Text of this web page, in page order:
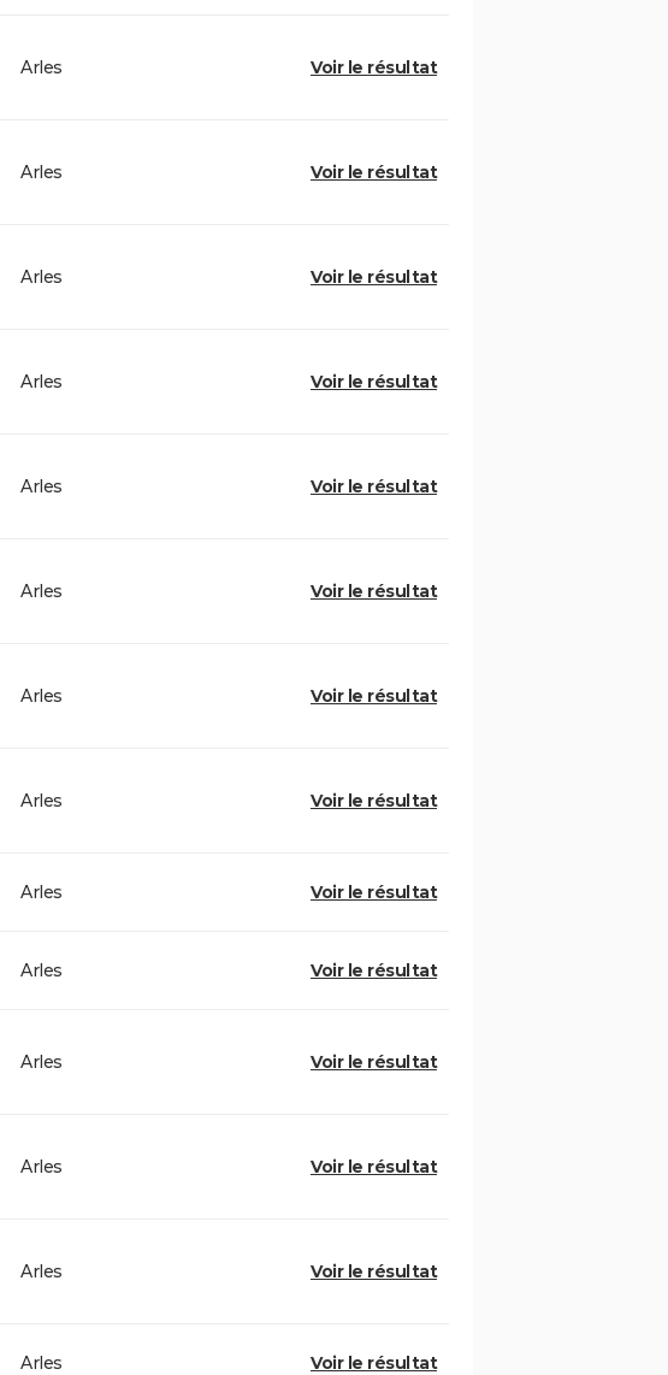
Arles Voir le résultat
Arles Voir le résultat
Arles Voir le résultat
Arles Voir le résultat
Arles Voir le résultat
Arles Voir le résultat
Arles Voir le résultat
Arles Voir le résultat
Arles Voir le résultat
Arles Voir le résultat
Arles Voir le résultat
Arles Voir le résultat
Arles Voir le résultat
Arles Voir le résultat